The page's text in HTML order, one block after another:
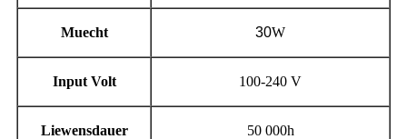
Muecht 30W
Input Volt 100-240 V
Liewensdauer 50 000h